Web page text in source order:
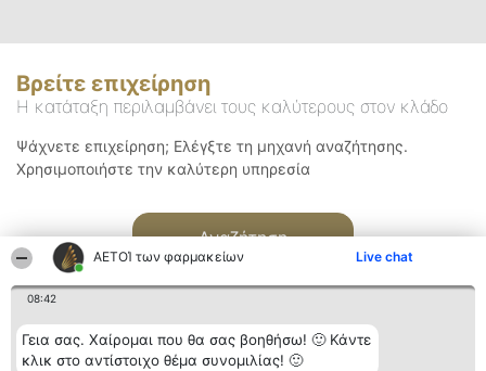
ΑΕΤΟΊ των φαρμακείων Live chat
08:42
Γεια σας. Χαίρομαι που θα σας βοηθήσω! 🙂 Κάντε
κλικ στο αντίστοιχο θέμα συνομιλίας! 🙂
Βρείτε επιχείρηση
Η κατάταξη περιλαμβάνει τους καλύτερους στον κλάδο
Ψάχνετε επιχείρηση; Ελέγξτε τη μηχανή αναζήτησης.
Χρησιμοποιήστε την καλύτερη υπηρεσία
Αναζήτηση